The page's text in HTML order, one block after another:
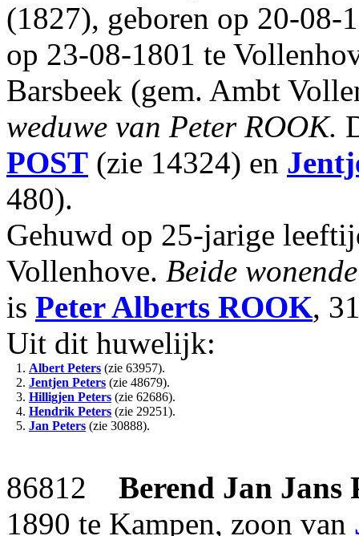
(1827), geboren op 20-08-
op 23-08-1801 te
Barsbeek (gem. Ambt
weduwe van Peter ROOK.
POST (zie 14324) en
480).
Gehuwd op 25-jarige
Vollenhove. Beide
is Peter Alberts ROOK,
Uit dit huwelijk:
1. Albert Peters (zie 63957).
2. Jentjen Peters (zie 48679).
3. Hilligjen Peters (zie 62686).
4. Hendrik Peters (zie 29251).
5. Jan Peters (zie 30888).
86812 Berend Jan Jans
1890 te Kampen, zoon van